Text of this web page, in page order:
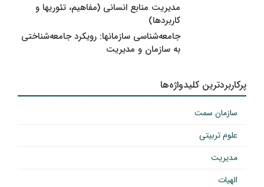
مدیریت منابع انسانی (مفاهیم، تئوریها و
کاربردها)
جامعه‌شناسی سازمانها: رویکرد جامعه‌شناختی
به سازمان و مدیریت
پرکاربردترین کلیدواژه‌ها
سازمان سمت
علوم تربیتی
مدیریت
الهیات